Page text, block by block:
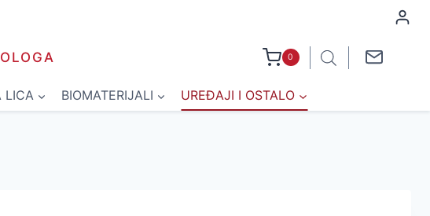
0
LICA BIOMATERIJALI UREĐAJI I OSTALO